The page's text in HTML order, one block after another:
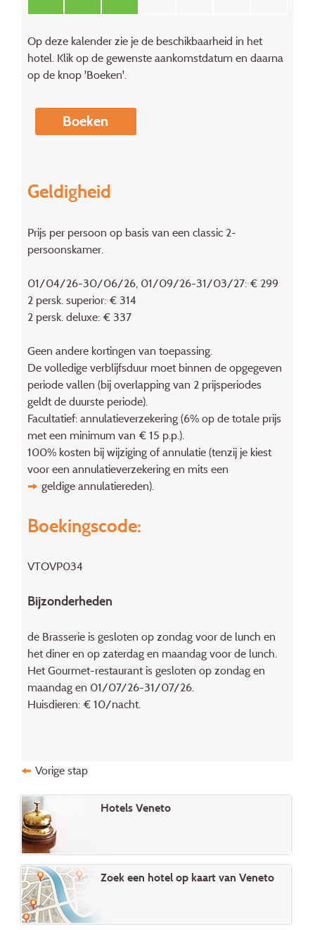
Op deze kalender zie je de beschikbaarheid in het
hotel. Klik op de gewenste aankomstdatum en daarna
op de knop 'Boeken'.
Boeken
Geldigheid
Prijs per persoon op basis van een classic 2-
persoonskamer.
01/04/26-30/06/26, 01/09/26-31/03/27: € 299
2 persk. superior: € 314
2 persk. deluxe: € 337
Geen andere kortingen van toepassing.
De volledige verblijfsduur moet binnen de opgegeven
periode vallen (bij overlapping van 2 prijsperiodes
geldt de duurste periode).
Facultatief: annulatieverzekering (6% op de totale prijs
met een minimum van € 15 p.p.).
100% kosten bij wijziging of annulatie (tenzij je kiest
voor een annulatieverzekering en mits een
geldige annulatiereden).
Boekingscode:
VTOVP034
Bijzonderheden
de Brasserie is gesloten op zondag voor de lunch en
het diner en op zaterdag en maandag voor de lunch.
Het Gourmet-restaurant is gesloten op zondag en
maandag en 01/07/26-31/07/26.
Huisdieren: € 10/nacht.
Vorige stap
Hotels Veneto
Zoek een hotel op kaart van Veneto